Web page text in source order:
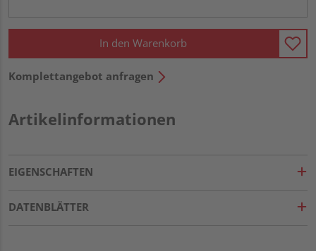
In den Warenkorb
Komplettangebot anfragen
Artikelinformationen
EIGENSCHAFTEN
DATENBLÄTTER